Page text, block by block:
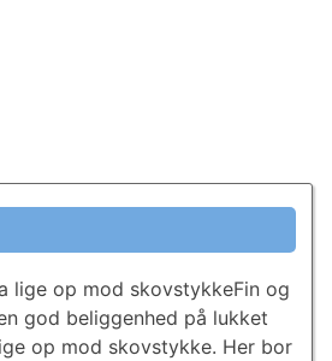
lige op mod skovstykkeFin og
god beliggenhed på lukket
op mod skovstykke. Her bor